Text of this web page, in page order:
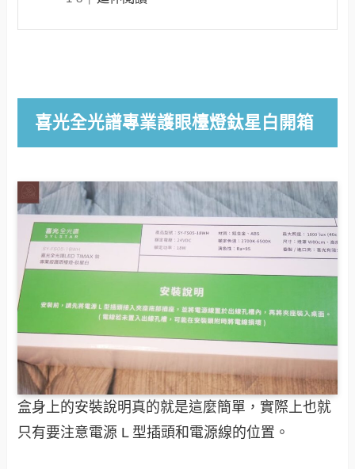
喜光全光譜專業護眼檯燈鈦星白開箱
盒身上的安裝說明真的就是這麼簡單，實際上也就
只有要注意電源 L 型插頭和電源線的位置。